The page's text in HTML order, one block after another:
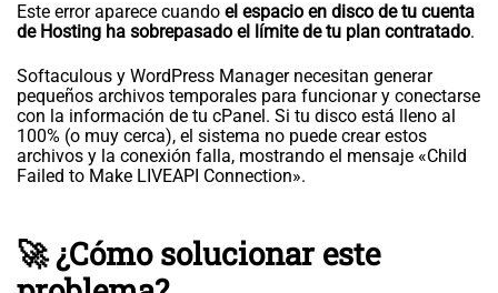
Este error aparece cuando el espacio en disco de tu cuenta
de Hosting ha sobrepasado el límite de tu plan contratado.
Softaculous y WordPress Manager necesitan generar
pequeños archivos temporales para funcionar y conectarse
con la información de tu cPanel. Si tu disco está lleno al
100% (o muy cerca), el sistema no puede crear estos
archivos y la conexión falla, mostrando el mensaje «Child
Failed to Make LIVEAPI Connection».
🚀 ¿Cómo solucionar este